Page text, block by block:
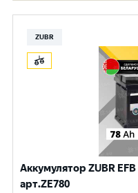
ZUBR
Аккумулятор ZUBR
арт.ZE780